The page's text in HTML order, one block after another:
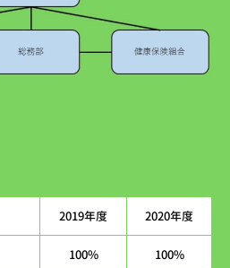
2019年度 2020年度
100% 100%